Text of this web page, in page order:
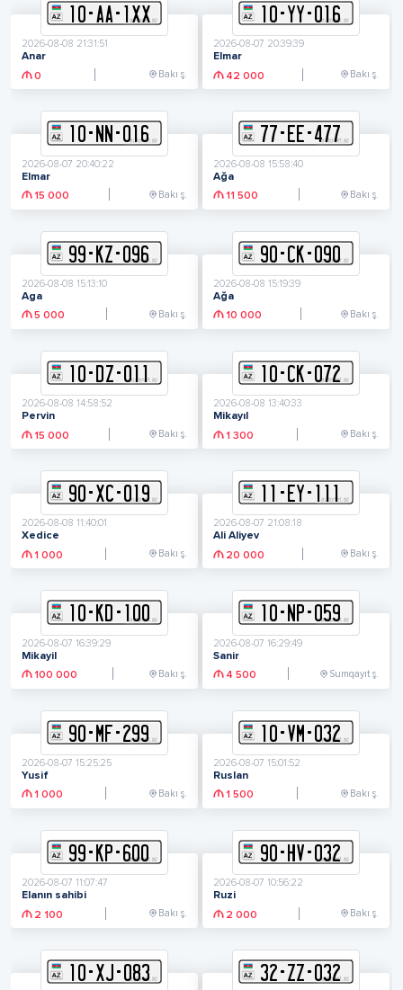
10-AA-1XX
2026-08-08 21:31:51
Anar
0
Bakı ş.
10-YY-016
2026-08-07 20:39:39
Elmar
42 000
Bakı ş.
10- N N -016
2026-08-07 20:40:22
Elmar
15 000
Bakı ş.
77- EE-477
2026-08-08 15:58:40
Ağa
11 500
Bakı ş.
99- KZ-096
2026-08-08 15:13:10
Aga
5 000
Bakı ş.
90-CK-090
2026-08-08 15:19:39
Ağa
10 000
Bakı ş.
10-DZ-011
2026-08-08 14:58:52
Pervin
15 000
Bakı ş.
10-CK-072
2026-08-08 13:40:33
Mikayıl
1 300
Bakı ş.
90-XC-019
2026-08-08 11:40:01
Xedice
1 000
Bakı ş.
11 - EY-111
2026-08-07 21:08:18
Ali Aliyev
20 000
Bakı ş.
10- KD-100
2026-08-07 16:39:29
Mikayil
100 000
Bakı ş.
10- N P-059
2026-08-07 16:29:49
Sanir
4 500
Sumqayıt ş.
90-MF-299
2026-08-07 15:25:25
Yusif
1 000
Bakı ş.
10-VM-032
2026-08-07 15:01:52
Ruslan
1 500
Bakı ş.
99- KP-600
2026-08-07 11:07:47
Elanın sahibi
2 100
Bakı ş.
90-HV-032
2026-08-07 10:56:22
Ruzi
2 000
Bakı ş.
10-XJ-083 32-ZZ-032